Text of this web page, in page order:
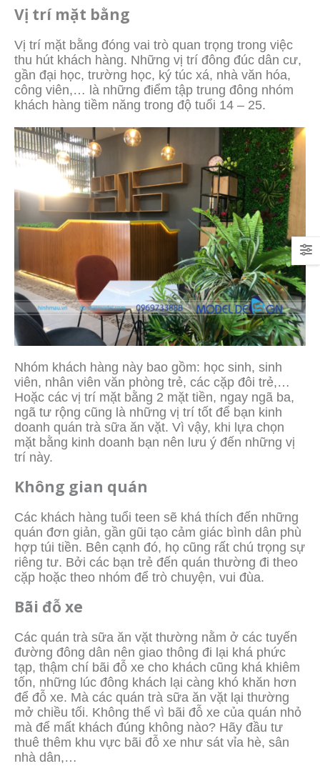
Vị trí mặt bằng
Vị trí mặt bằng đóng vai trò quan trọng trong việc
thu hút khách hàng. Những vị trí đông đúc dân cư,
gần đại học, trường học, ký túc xá, nhà văn hóa,
công viên,… là những điểm tập trung đông nhóm
khách hàng tiềm năng trong độ tuổi 14 – 25.
Nhóm khách hàng này bao gồm: học sinh, sinh
viên, nhân viên văn phòng trẻ, các cặp đôi trẻ,…
Hoặc các vị trí mặt bằng 2 mặt tiền, ngay ngã ba,
ngã tư rộng cũng là những vị trí tốt để bạn kinh
doanh quán trà sữa ăn vặt. Vì vậy, khi lựa chọn
mặt bằng kinh doanh bạn nên lưu ý đến những vị
trí này.
Không gian quán
Các khách hàng tuổi teen sẽ khá thích đến những
quán đơn giản, gần gũi tạo cảm giác bình dân phù
hợp túi tiền. Bên cạnh đó, họ cũng rất chú trọng sự
riêng tư. Bởi các bạn trẻ đến quán thường đi theo
cặp hoặc theo nhóm để trò chuyện, vui đùa.
Bãi đỗ xe
Các quán trà sữa ăn vặt thường nằm ở các tuyến
đường đông dân nên giao thông đi lại khá phức
tạp, thậm chí bãi đỗ xe cho khách cũng khá khiêm
tốn, những lúc đông khách lại càng khó khăn hơn
để đỗ xe. Mà các quán trà sữa ăn vặt lại thường
mở chiều tối. Không thể vì bãi đỗ xe của quán nhỏ
mà để mất khách đúng không nào? Hãy đầu tư
thuê thêm khu vực bãi đỗ xe như sát vỉa hè, sân
nhà dân,…